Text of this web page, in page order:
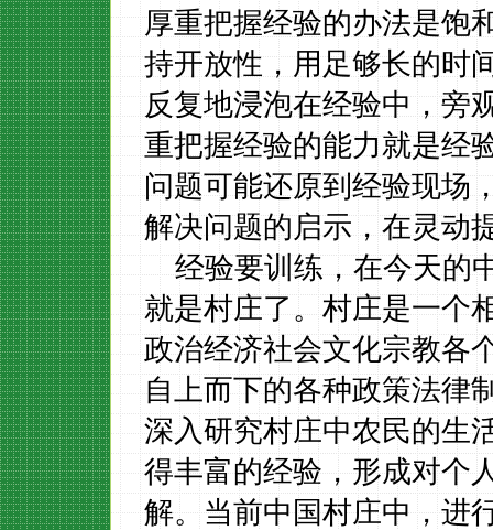
厚重把握经验的办法是饱
持开放性，用足够长的时
反复地浸泡在经验中，旁
重把握经验的能力就是经
问题可能还原到经验现场
解决问题的启示，在灵动
经验要训练，在今天的
就是村庄了。村庄是一个
政治经济社会文化宗教各
自上而下的各种政策法律
深入研究村庄中农民的生
得丰富的经验，形成对个
解。当前中国村庄中，进